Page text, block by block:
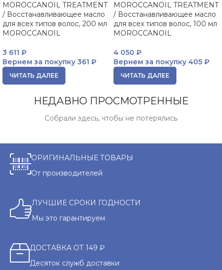
MOROCCANOIL TREATMENT
/ Восстанавливающее масло
для всех типов волос, 200 мл
MOROCCANOIL
3 611 ₽
Вернем за покупку 361 ₽
ЧИТАТЬ ДАЛЕЕ
MOROCCANOIL TREATMENT
/ Восстанавливающее масло
для всех типов волос, 100 мл
MOROCCANOIL
4 050 ₽
Вернем за покупку 405 ₽
ЧИТАТЬ ДАЛЕЕ
НЕДАВНО ПРОСМОТРЕННЫЕ
Собрали здесь, чтобы не потерялись
ОРИГИНАЛЬНЫЕ ТОВАРЫ
От производителей
ЛУЧШИЕ СРОКИ ГОДНОСТИ
Мы это гарантируем
ДОСТАВКА ОТ 149 ₽
Десяток служб доставки